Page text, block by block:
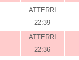
ATTERRI
22:39
ATTERRI
22:36